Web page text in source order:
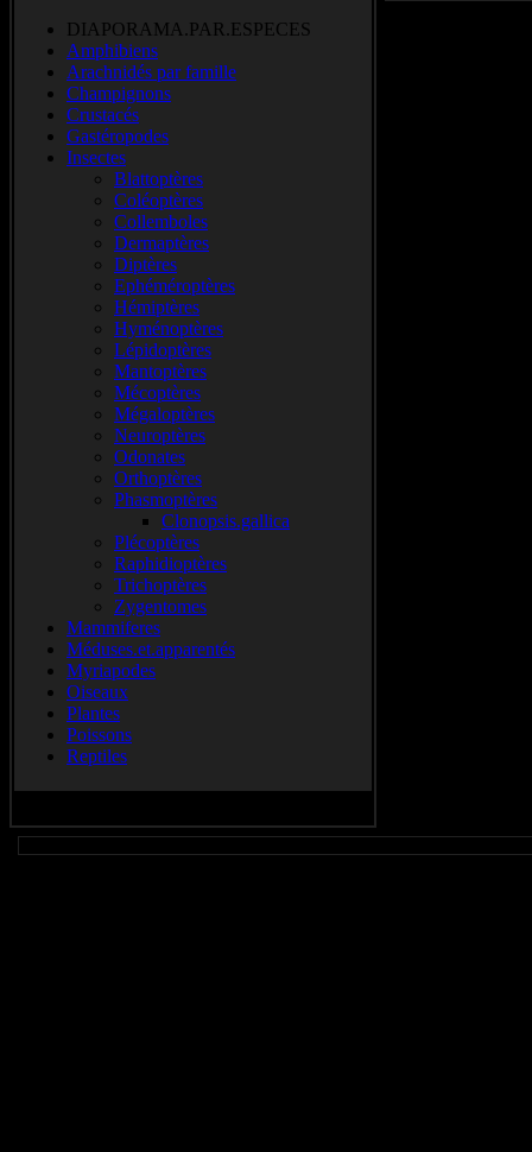
DIAPORAMA.PAR.ESPECES
Amphibiens
Arachnidés par famille
Champignons
Crustacés
Gastéropodes
Insectes
Blattoptères
Coléoptères
Collemboles
Dermaptères
Diptères
Ephéméroptères
Hémiptères
Hyménoptères
Lépidoptères
Mantoptères
Mécoptères
Mégaloptères
Neuroptères
Odonates
Orthoptères
Phasmoptères
Clonopsis.gallica
Plécoptères
Raphidioptères
Trichoptères
Zygentomes
Mammiferes
Méduses.et.apparentés
Myriapodes
Oiseaux
Plantes
Poissons
Reptiles